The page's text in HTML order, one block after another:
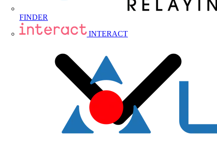
FINDER
INTERACT